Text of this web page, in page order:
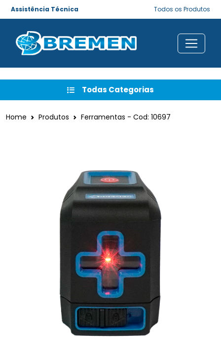
Assistência Técnica Todos os Produtos
Todas Categorias
Home Produtos Ferramentas - Cod: 10697